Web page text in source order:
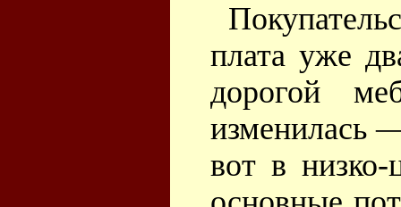
плата уже
дорогой
изменилась
вот в низко-